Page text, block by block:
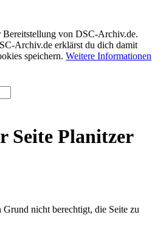
Bereitstellung von DSC-Archiv.de.
Archiv.de erklärst du dich damit
speichern. Weitere Informationen
Seite Planitzer
nicht berechtigt, die Seite zu